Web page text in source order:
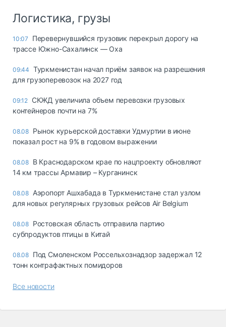
Логистика, грузы
10:07
Перевернувшийся грузовик перекрыл дорогу на
трассе Южно-Сахалинск — Оха
09:44 Туркменистан начал приём заявок на разрешения
для грузоперевозок на 2027 год
09:12 СКЖД увеличила объем перевозки грузовых
контейнеров почти на 7%
08.08 Рынок курьерской доставки Удмуртии в июне
показал рост на 9% в годовом выражении
08.08 В Краснодарском крае по нацпроекту обновляют
14 км трассы Армавир – Курганинск
08.08 Аэропорт Ашхабада в Туркменистане стал узлом
для новых регулярных грузовых рейсов Air Belgium
08.08 Ростовская область отправила партию
субпродуктов птицы в Китай
08.08 Под Смоленском Россельхознадзор задержал 12
тонн контрафактных помидоров
Все новости